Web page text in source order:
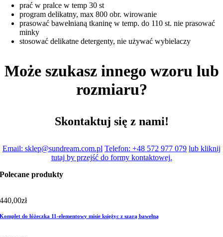
prać w pralce w temp 30 st
program delikatny, max 800 obr. wirowanie
prasować bawełnianą tkaninę w temp. do 110 st. nie prasować
minky
stosować delikatne detergenty, nie używać wybielaczy
Może szukasz innego wzoru lub
rozmiaru?
Skontaktuj się z nami!
Email: sklep@sundream.com.pl Telefon: +48 572 977 079 lub kliknij
tutaj by przejść do formy kontaktowej.
Polecane produkty
440,00zł
Komplet do łóżeczka 11-elementowy misie księżyc z szarą bawełną